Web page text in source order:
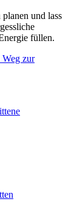
und lass
füllen.
Weg zur